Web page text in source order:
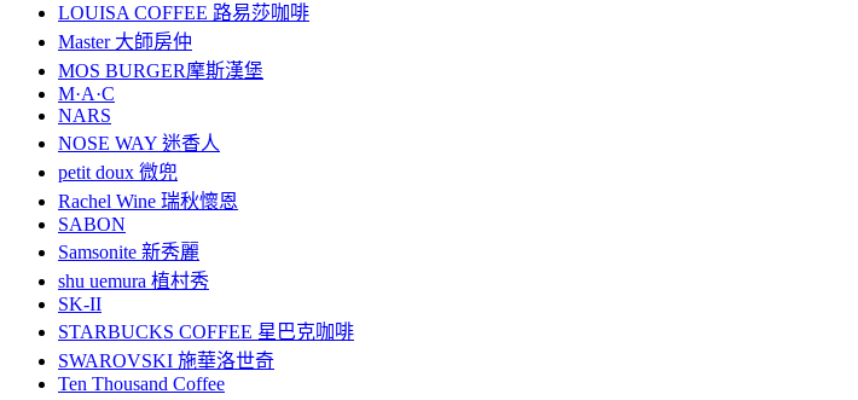
LOUISA COFFEE 路易莎咖啡
Master 大師房仲
MOS BURGER摩斯漢堡
M·A·C
NARS
NOSE WAY 迷香人
petit doux 微兜
Rachel Wine 瑞秋懷恩
SABON
Samsonite 新秀麗
shu uemura 植村秀
SK-II
STARBUCKS COFFEE 星巴克咖啡
SWAROVSKI 施華洛世奇
Ten Thousand Coffee